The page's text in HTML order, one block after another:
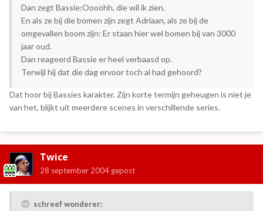
Dan zegt Bassie:Oooohh, die wil ik zien.
En als ze bij die bomen zijn zegt Adriaan, als ze bij de
omgevallen boom zijn: Er staan hier wel bomen bij van 3000
jaar oud.
Dan reageerd Bassie er heel verbaasd op.
Terwijl hij dat die dag ervoor toch al had gehoord?
Dat hoor bij Bassies karakter. Zijn korte termijn geheugen is niet je
van het, blijkt uit meerdere scenes in verschillende series.
Twice
28 september 2004 gepost
schreef wonderer: